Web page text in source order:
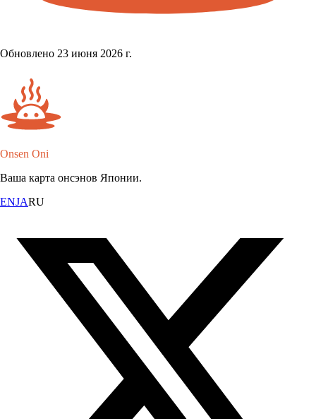
Обновлено 23 июня 2026 г.
Onsen Oni
Ваша карта онсэнов Японии.
ENJARU